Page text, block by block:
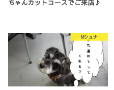
ちゃんカットコースでご来店♪
Mシュナ